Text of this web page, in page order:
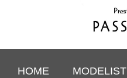
HOME MODELIST